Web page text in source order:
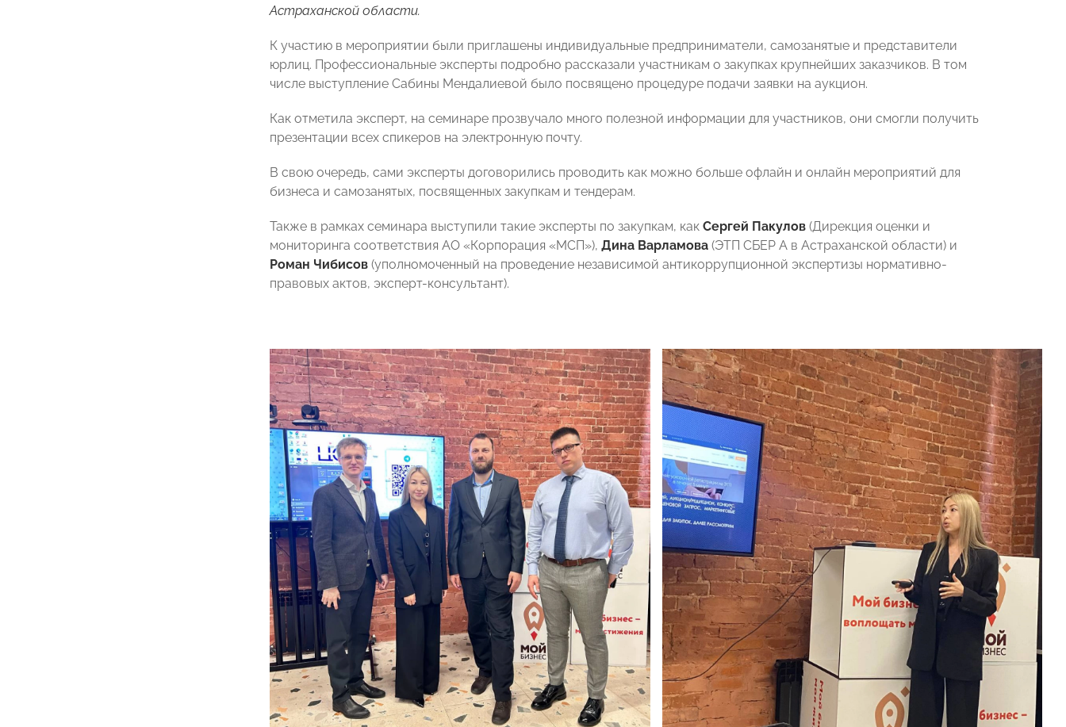
Астраханской области.
К участию в мероприятии были приглашены индивидуальные предприниматели, самозанятые и представители
юрлиц. Профессиональные эксперты подробно рассказали участникам о закупках крупнейших заказчиков. В том
числе выступление Сабины Мендалиевой было посвящено процедуре подачи заявки на аукцион.
Как отметила эксперт, на семинаре прозвучало много полезной информации для участников, они смогли получить
презентации всех спикеров на электронную почту.
В свою очередь, сами эксперты договорились проводить как можно больше офлайн и онлайн мероприятий для
бизнеса и самозанятых, посвященных закупкам и тендерам.
Также в рамках семинара выступили такие эксперты по закупкам, как Сергей Пакулов (Дирекция оценки и
мониторинга соответствия АО «Корпорация «МСП»), Дина Варламова (ЭТП СБЕР А в Астраханской области) и
Роман Чибисов (уполномоченный на проведение независимой антикоррупционной экспертизы нормативно-
правовых актов, эксперт-консультант).